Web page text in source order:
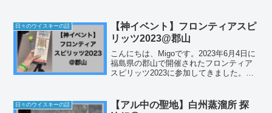
した！ちなみに今回Migoが購入したオー
チャー...
日々のウイスキーの話
【神イベント】フロンティアスピ
リッツ2023@郡山
こんにちは、Migoです。2023年6月4日に
福島県の郡山で開催されたフロンティア
スピリッツ2023に参加してきました。こ
対に参加したかったので、仕事の調整を
日々のウイスキーの話
【アル中の聖地】白州蒸溜所 探